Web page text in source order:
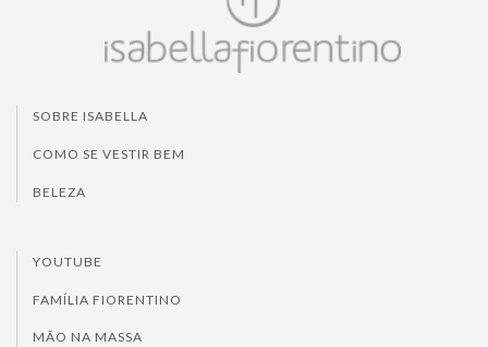
SOBRE ISABELLA
COMO SE VESTIR BEM
BELEZA
YOUTUBE
FAMÍLIA FIORENTINO
MÃO NA MASSA